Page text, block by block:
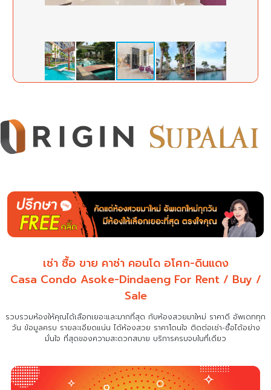
เช่า ซื้อ ขาย คาซ่า คอนโด อโศก-ดินแดง
Casa Condo Asoke-Dindaeng For Rent / Buy /
Sale
รวบรวมห้องให้คุณได้เลือกเยอะและมากที่สุด กับห้องสวยมาใหม่ ราคาดี อัพเดททุก
วัน ข้อมูลครบ รายละเอียดแน่นได้ห้องสวย ราคาโดนใจ ติดต่อเช่า-ซื้อได้อย่าง
มั่นใจ ที่สุดของความสะดวกสบาย บริการครบจบในที่เดียว